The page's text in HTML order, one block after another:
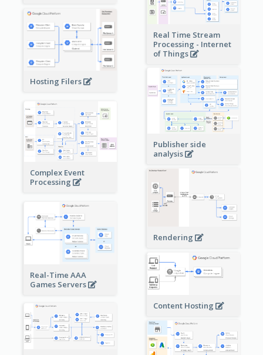
Real Time Stream
Processing - Internet
of Things
Hosting Filers
Publisher side
analysis
Complex Event
Processing
Rendering
Real-Time AAA
Games Servers
Content Hosting